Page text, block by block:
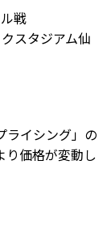
戦
スタジアム仙
ライシング」の
り価格が変動し